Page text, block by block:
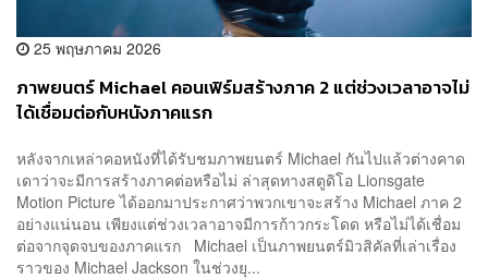
25 พฤษภาคม 2026
ภาพยนตร์ Michael คอนเฟิร์มสร้างภาค 2 แต่ช่วงเวลาอาจไม่
ได้เชื่อมต่อกับหนังภาคแรก
หลังจากเหล่าคอหนังที่ได้รับชมภาพยนตร์ Michael กันไปแล้วต่างคาด
เดาว่าจะมีการสร้างภาคต่อหรือไม่ ล่าสุดทางสตูดิโอ Lionsgate
Motion Picture ได้ออกมาประกาศว่าพวกเขาจะสร้าง Michael ภาค 2
อย่างแน่นอน เพียงแต่ช่วงเวลาอาจมีการก้าวกระโดด หรือไม่ได้เชื่อม
ต่อจากจุดจบของภาคแรก Michael เป็นภาพยนตร์มิวสิคัลที่เล่าเรื่อง
ราวของ Michael Jackson ในช่วงยุ...